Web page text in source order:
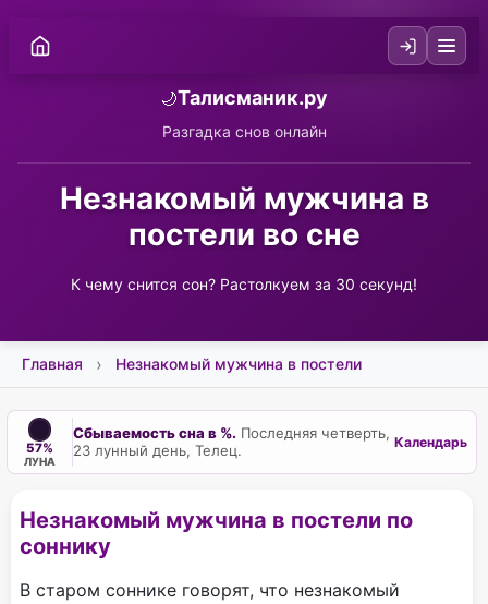
🌙Талисманик.ру
Разгадка снов онлайн
Незнакомый мужчина в
постели во сне
К чему снится сон? Растолкуем за 30 секунд!
Главная Незнакомый мужчина в постели
57%
ЛУНА
Сбываемость сна в %. Последняя четверть,
23 лунный день, Телец.
Календарь
Незнакомый мужчина в постели по
соннику
В старом соннике говорят, что незнакомый